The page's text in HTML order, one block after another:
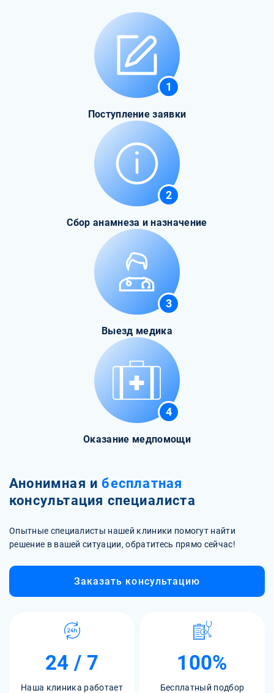
1
Поступление заявки
2
Сбор анамнеза и назначение
3
Выезд медика
4
Оказание медпомощи
Анонимная и бесплатная
консультация специалиста
Опытные специалисты нашей клиники помогут найти
решение в вашей ситуации, обратитесь прямо сейчас!
Заказать консультацию
24 / 7
Наша клиника работает
100%
Бесплатный подбор